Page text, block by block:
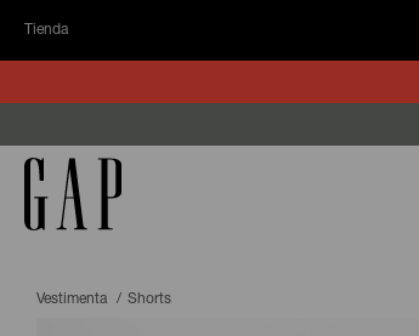
Tienda
Vestimenta Shorts